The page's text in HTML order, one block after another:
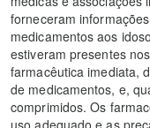
forneceram
medicamentos aos
estiveram presentes
farmacêutica imediata,
de medicamentos, e,
comprimidos. Os
uso adequado e as